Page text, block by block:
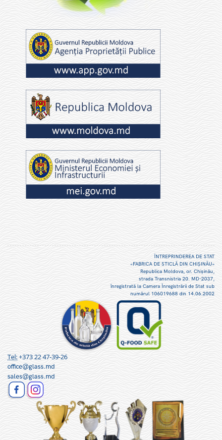
ÎNTREPRINDEREA DE STAT
«FABRICA DE STICLĂ DIN CHIŞINĂU»
Republica Moldova, or. Chişinău,
strada Transnistria 20. MD-2037,
înregistrată la Camera Înregistrării de Stat sub
numărul 106019688 din 14.06.2002
Tel:+373 22 47-39-26
office@glass.md
sales@glass.md